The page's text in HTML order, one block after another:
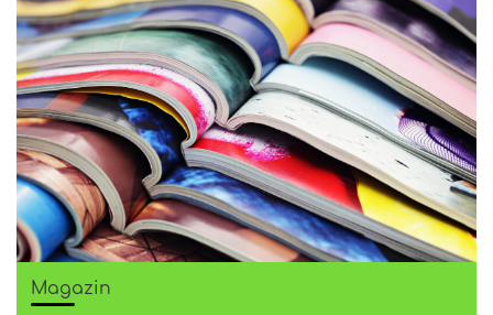
Magazin